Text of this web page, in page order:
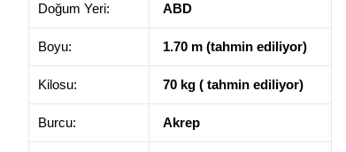
Doğum Yeri: ABD
Boyu: 1.70 m (tahmin ediliyor)
Kilosu: 70 kg ( tahmin ediliyor)
Burcu: Akrep